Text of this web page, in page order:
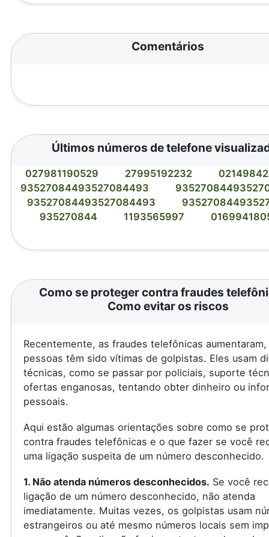
Comentários
Últimos números de telefone
027981190529 27995192232
93527084493527084493
93527084493527084493
935270844
1193565997
Como se proteger contra fraudes
Como evitar os riscos
Recentemente, as fraudes telefônicas
pessoas têm sido vítimas de golpistas. Eles usam
técnicas, como se passar por policiais, suporte
ofertas enganosas, tentando obter dinheiro ou
pessoais.
Aqui estão algumas orientações sobre como se
contra fraudes telefônicas e o que fazer se você
uma ligação suspeita de um número desconhecido.
1. Não atenda números desconhecidos. Se você
ligação de um número desconhecido, não atenda
imediatamente. Muitas vezes, os golpistas usam
estrangeiros ou até mesmo números locais sem